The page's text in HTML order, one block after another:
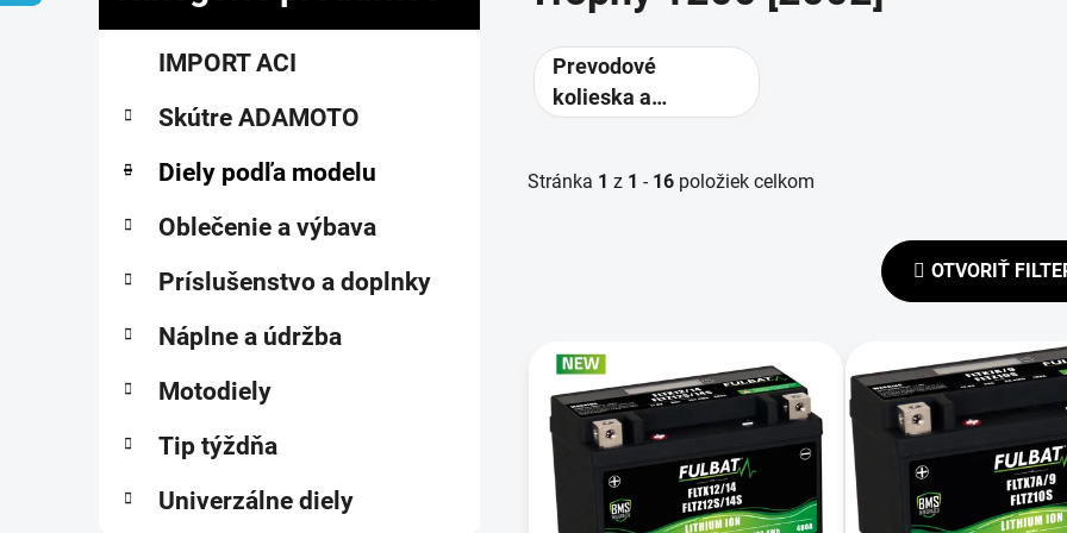
č
kategórieIMPORT ACI
Skútre ADAMOTO
Diely podľa modelu
Oblečenie a výbava
Príslušenstvo a doplnky
Náplne a údržba
Motodiely
Tip týždňa
Univerzálne diely
Prevodové
kolieska a
prevody
Stránka 1 z 1 - 16 položiek celkom
OTVORIŤ